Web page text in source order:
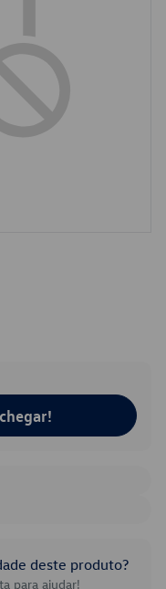
deste produto?
para ajudar!